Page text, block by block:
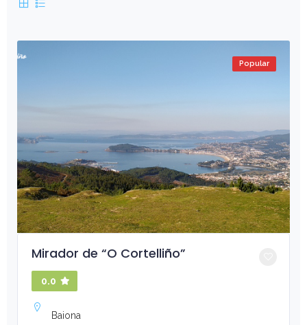
Popular
Mirador de “O Cortelliño”
0.0
Baiona